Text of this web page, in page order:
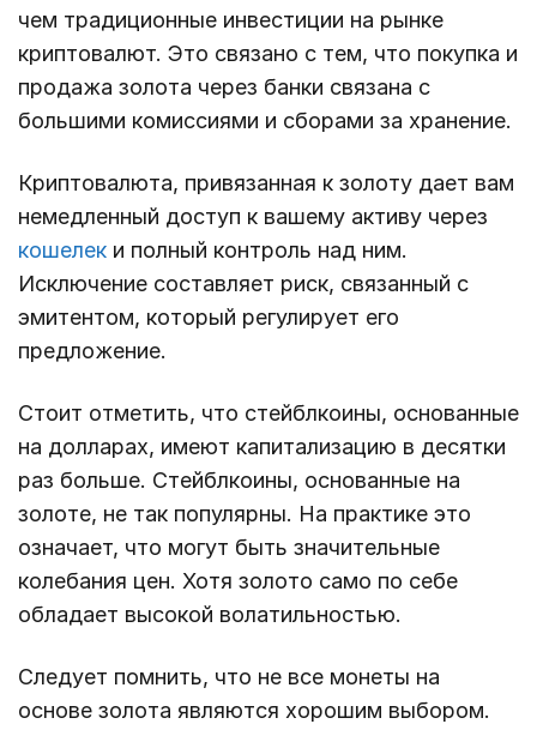
чем традиционные инвестиции на рынке
криптовалют. Это связано с тем, что покупка и
продажа золота через банки связана с
большими комиссиями и сборами за хранение.
Криптовалюта, привязанная к золоту дает вам
немедленный доступ к вашему активу через
кошелек и полный контроль над ним.
Исключение составляет риск, связанный с
эмитентом, который регулирует его
предложение.
Стоит отметить, что стейблкоины, основанные
на долларах, имеют капитализацию в десятки
раз больше. Стейблкоины, основанные на
золоте, не так популярны. На практике это
означает, что могут быть значительные
колебания цен. Хотя золото само по себе
обладает высокой волатильностью.
Следует помнить, что не все монеты на
основе золота являются хорошим выбором.